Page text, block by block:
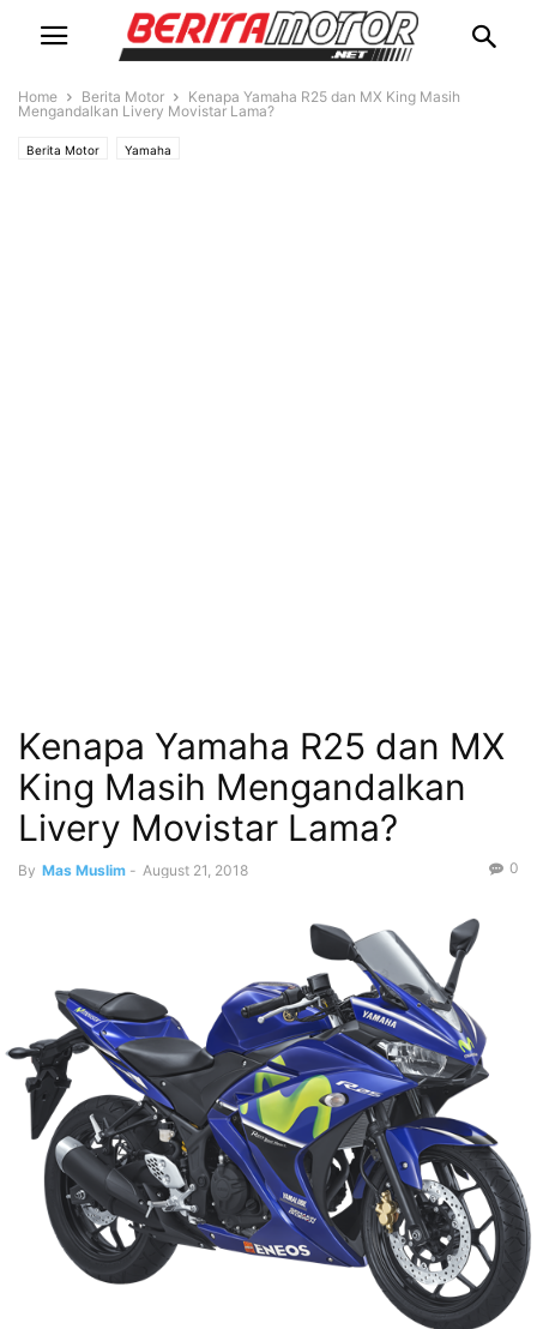
Home Berita Motor
Kenapa Yamaha R25 dan MX King Masih
Mengandalkan Livery Movistar Lama?
Berita Motor Yamaha
Kenapa Yamaha R25 dan MX
King Masih Mengandalkan
Livery Movistar Lama?
By Mas Muslim - August 21, 2018 0